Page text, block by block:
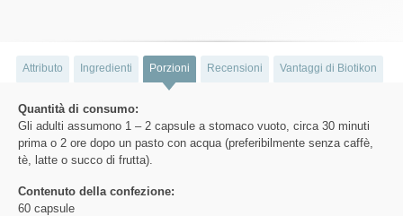
Attributo Ingredienti Porzioni Recensioni Vantaggi di Biotikon
Quantità di consumo:
Gli adulti assumono 1 – 2 capsule a stomaco vuoto, circa 30 minuti
prima o 2 ore dopo un pasto con acqua (preferibilmente senza caffè,
tè, latte o succo di frutta).
Contenuto della confezione:
60 capsule